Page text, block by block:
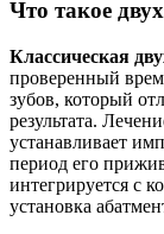
Что такое
Классическая
проверенный
зубов, который
результата.
устанавливает
период его
интегрируется с
установка